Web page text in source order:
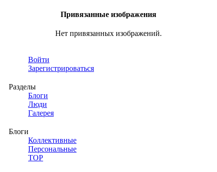
Привязанные изображения
Нет привязанных изображений.
Войти
Зарегистрироваться
Разделы
Блоги
Люди
Галерея
Блоги
Коллективные
Персональные
TOP